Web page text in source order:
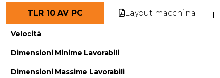
TLR 10 AV PC Layout macchina
Velocità
Dimensioni Minime Lavorabili
Dimensioni Massime Lavorabili